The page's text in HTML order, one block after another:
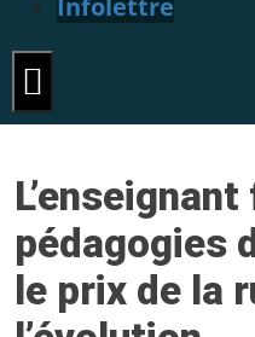
Infolettre
Hamburger Toggle
pédagogies
le prix de la